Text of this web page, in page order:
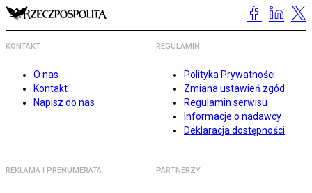
KONTAKT
O nas
Kontakt
Napisz do nas
REGULAMIN
Polityka Prywatności
Zmiana ustawień zgód
Regulamin serwisu
Informacje o nadawcy
Deklaracja dostępności
REKLAMA I PRENUMERATA PARTNERZY